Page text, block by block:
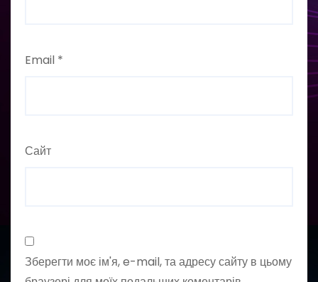
Email *
Сайт
Зберегти моє ім'я, e-mail, та адресу сайту в цьому